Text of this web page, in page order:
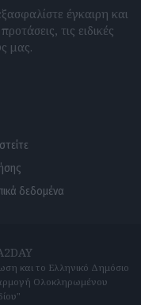
έγκαιρη και
τις ειδικές
μας.
δεδομένα
και το Ελληνικό Δημόσιο
Ολοκληρωμένου